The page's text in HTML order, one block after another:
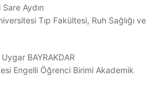
Aydın
Tıp Fakültesi, Ruh Sağlığı ve
BAYRAKDAR
Engelli Öğrenci Birimi Akademik